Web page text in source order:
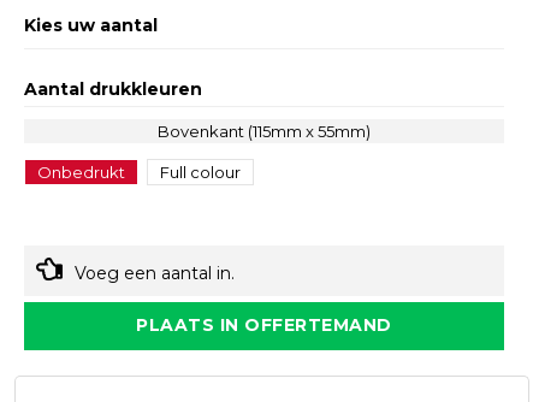
Kies uw aantal
Aantal drukkleuren
Bovenkant (115mm x 55mm)
Onbedrukt Full colour
Voeg een aantal in.
PLAATS IN OFFERTEMAND